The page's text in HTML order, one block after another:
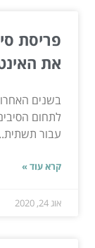
פריסת
את
בשנים
לתחום
עבור
קרא עוד »
אוג 24, 2020